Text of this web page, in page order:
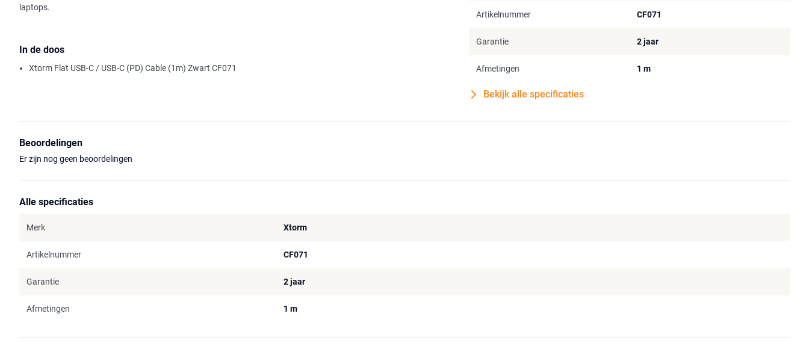
laptops.
In de doos
Xtorm Flat USB-C / USB-C (PD) Cable (1m) Zwart CF071
Artikelnummer CF071
Garantie 2 jaar
Afmetingen 1 m
Bekijk alle specificaties
Beoordelingen
Er zijn nog geen beoordelingen
Alle specificaties
Merk Xtorm
Artikelnummer CF071
Garantie 2 jaar
Afmetingen 1 m